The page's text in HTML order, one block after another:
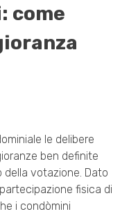
come
le delibere
ben definite
della votazione. Dato
fisica di
i condòmini